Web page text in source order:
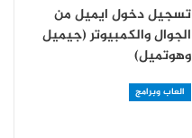
تسجيل دخول ايميل من
الجوال والكمبيوتر (جيميل
وهوتميل)
العاب وبرامج